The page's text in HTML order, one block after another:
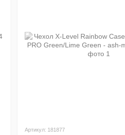
Артикул: 181877